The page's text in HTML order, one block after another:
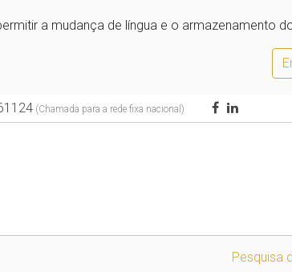
a mudança de língua e o
(Chamada para a rede fixa nacional)
Pesquisa